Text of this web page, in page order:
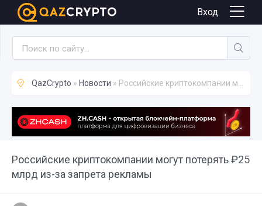
Вход
QazCrypto » Новости » Российские криптокомпании могут потерять ₽25 млрд из-за запрета рекламы
Российские криптокомпании могут потерять ₽25
млрд из-за запрета рекламы
Новости